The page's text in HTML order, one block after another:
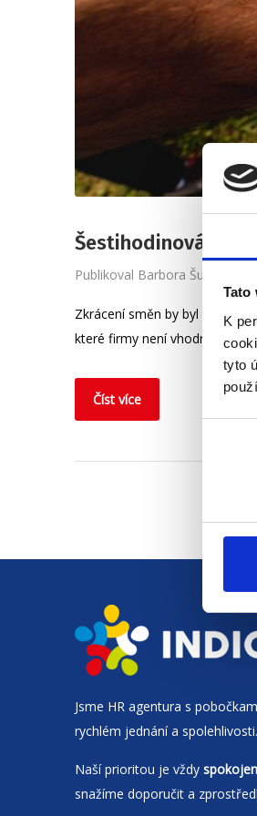
Tato
K
tyto
Šestihodinová
Publikoval Barbora Šugárková
Zkrácení směn by byl
které firmy není vhodný? A
Číst více
Jsme HR agentura s
rychlém jednání a spolehlivosti.
Naší prioritou je vždy
snažíme doporučit a